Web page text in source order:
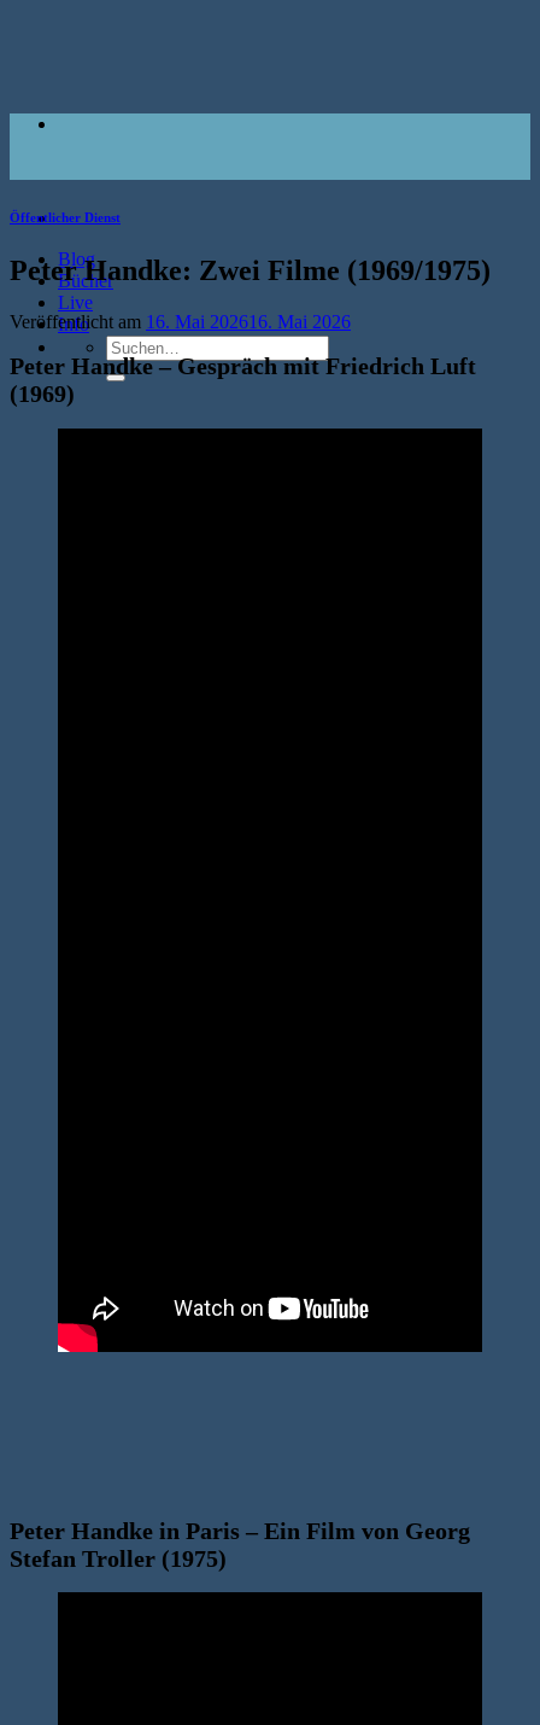
Blog
Bücher
Live
Info
Suche
nach:
Öffentlicher Dienst
Peter Handke: Zwei Filme (1969/1975)
Veröffentlicht am 16. Mai 202616. Mai 2026
Peter Handke – Gespräch mit Friedrich Luft
(1969)
Peter Handke in Paris – Ein Film von Georg
Stefan Troller (1975)